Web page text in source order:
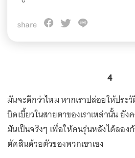
share
4
มันจะดีกว่าไหม หากเราปล่อยให้ปร
บิดเบี้ยวในสายตาของเราเหล่านั้น ยั
มันเป็นจริงๆ เพื่อให้คนรุ่นหลังได้ลอง
ตัดสินด้วยตัวของพวกเขาเอง